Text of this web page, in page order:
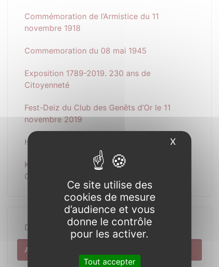
Commémoration de l’Armistice du 11
novembre 1918
Commemoration du 08 mai 1945
Exposition 1789-2019. 230 ans de
Citoyenneté
Fest-Deiz du Club des Genêts d’Or le 11
novembre 2019
HALLOWEEN 2019
KERMESSE DE L’ECOLE MARIE-LOUISE
GASTARD
Découverte
Actualité
Ce site utilise des
cookies de mesure
d’audience et vous
donne le contrôle
pour les activer.
Tout accepter
X Masquer